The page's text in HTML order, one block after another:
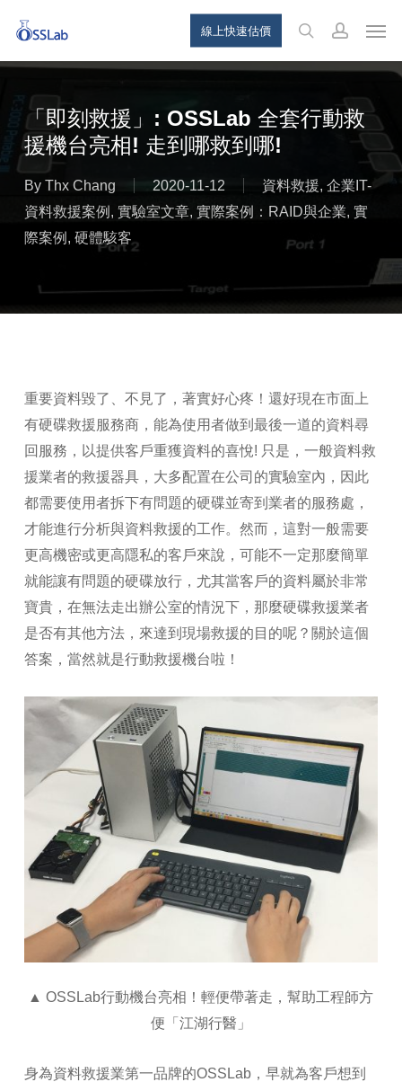
main
線上快速估價
searchaccount
「即刻救援」: OSSLab 全套行動救
援機台亮相! 走到哪救到哪!
By Thx Chang 2020-11-12 資料救援, 企業IT-
資料救援案例 , 實驗室文章, 實際案例：RAID與企業, 實
際案例 , 硬體駭客
重要資料毀了、不見了，著實好心疼！還好現在市面上
有硬碟救援服務商，能為使用者做到最後一道的資料尋
回服務，以提供客戶重獲資料的喜悅! 只是，一般資料救
援業者的救援器具，大多配置在公司的實驗室內，因此
都需要使用者拆下有問題的硬碟並寄到業者的服務處，
才能進行分析與資料救援的工作。然而，這對一般需要
更高機密或更高隱私的客戶來說，可能不一定那麼簡單
就能讓有問題的硬碟放行，尤其當客戶的資料屬於非常
寶貴，在無法走出辦公室的情況下，那麼硬碟救援業者
是否有其他方法，來達到現場救援的目的呢？關於這個
答案，當然就是行動救援機台啦！
▲ OSSLab行動機台亮相！輕便帶著走，幫助工程師方
便「江湖行醫」
身為資料救援業第一品牌的OSSLab，早就為客戶想到